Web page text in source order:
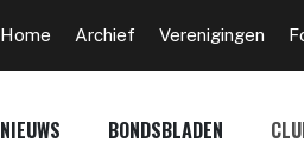
Home Archief Verenigingen
NIEUWS BONDSBLADEN